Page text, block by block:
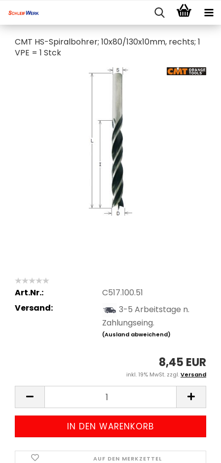
CMT HS-Spiralbohrer; 10x80/130x10mm, rechts; 1
VPE = 1 Stck
Art.Nr.:
C517.100.51
Versand:
3-5 Arbeitstage n.
Zahlungseing.
(Ausland abweichend)
8,45 EUR
inkl. 19% MwSt. zzgl.Versand
AUF DEN MERKZETTEL